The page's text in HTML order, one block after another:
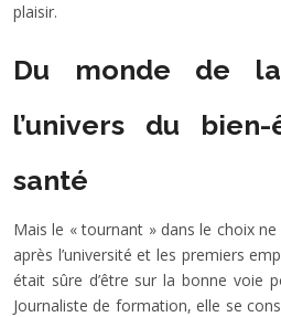
plaisir.
Du monde de
l’univers du
santé
Mais le « tournant » dans le choix
après l’université et les premiers
était sûre d’être sur la bonne voie
Journaliste de formation, elle se